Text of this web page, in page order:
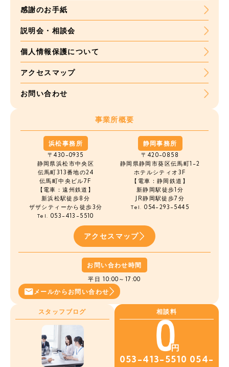
感謝のお手紙
説明会・相談会
個人情報保護について
アクセスマップ
お問い合わせ
事業所概要
浜松事務所
〒430-0935
静岡県浜松市中央区
伝馬町313番地の24
伝馬町中央ビル7F
【電車：遠州鉄道】
新浜松駅徒歩8分
ザザシティーから徒歩3分
Tel. 053-413-5510
静岡事務所
〒420-0858
静岡県静岡市葵区伝馬町1-2
ホテルシティオ3F
【電車：静岡鉄道】
新静岡駅徒歩1分
JR静岡駅徒歩7分
Tel. 054-293-5445
アクセスマップ
お問い合わせ時間
平日 10:00～17:00
メールから お問い合わせ
スタッフブログ 相談料
053-413-5510 054-